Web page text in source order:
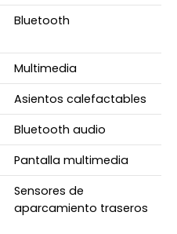
Bluetooth
Multimedia
Asientos calefactables
Bluetooth audio
Pantalla multimedia
Sensores de
aparcamiento traseros